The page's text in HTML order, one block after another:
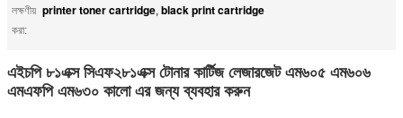
লক্ষণীয়
করা:
printer toner cartridge, black print cartridge
এইচপি ৮১এক্স সিএফ২৮১এক্স টোনার কার্টিজ লেজারজেট এম৬০৫ এম৬০৬
এমএফপি এম৬৩০ কালো এর জন্য ব্যবহার করুন